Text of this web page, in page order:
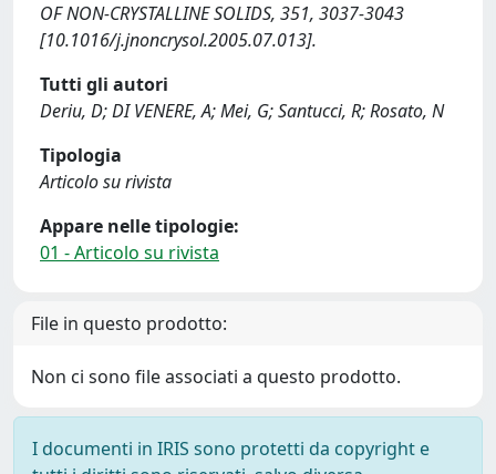
OF NON-CRYSTALLINE SOLIDS, 351, 3037-3043
[10.1016/j.jnoncrysol.2005.07.013].
Tutti gli autori
Deriu, D; DI VENERE, A; Mei, G; Santucci, R; Rosato, N
Tipologia
Articolo su rivista
Appare nelle tipologie:
01 - Articolo su rivista
File in questo prodotto:
Non ci sono file associati a questo prodotto.
I documenti in IRIS sono protetti da copyright e